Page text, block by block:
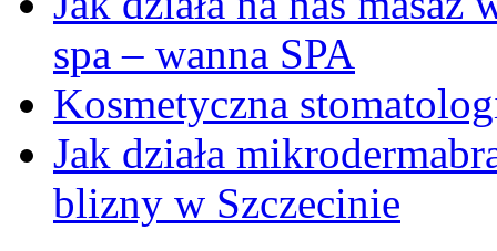
spa – wanna SPA
Kosmetyczna
Jak działa
blizny w Szczecinie